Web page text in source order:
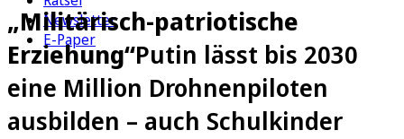
Newsletter
E-Paper
„Militärisch-patriotische
Erziehung“Putin lässt bis 2030
eine Million Drohnenpiloten
ausbilden – auch Schulkinder